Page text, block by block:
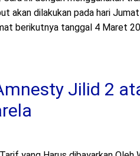
akan dilakukan pada hari
berikutnya tanggal 4 Maret
Jilid 2